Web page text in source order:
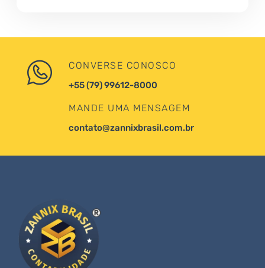
CONVERSE CONOSCO
+55 (79) 99612-8000
MANDE UMA MENSAGEM
contato@zannixbrasil.com.br